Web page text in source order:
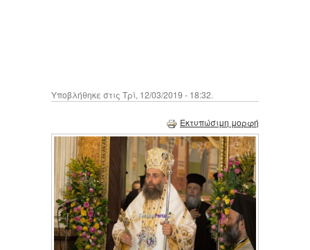
Υποβλήθηκε στις Τρί, 12/03/2019 - 18:32.
Εκτυπώσιμη μορφή